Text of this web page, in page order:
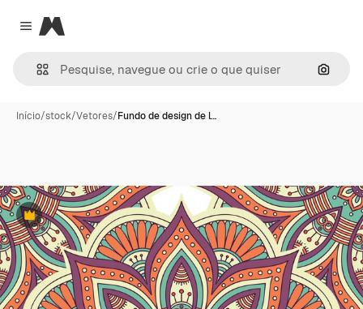
Close menu
Magnific
Início/stock/Vetores/Fundo de design de l…
Premium